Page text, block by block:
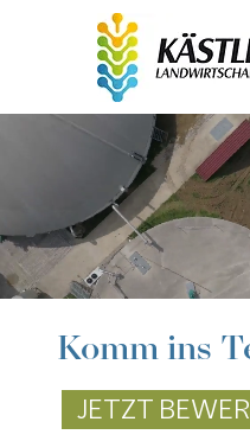
Komm ins
JETZT